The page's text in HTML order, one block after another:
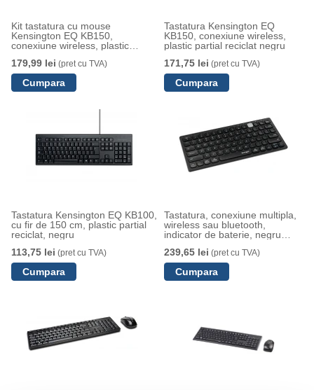
Kit tastatura cu mouse
Kensington EQ KB150,
conexiune wireless, plastic
179,99 lei (pret cu TVA)
Tastatura Kensington EQ
KB150, conexiune wireless,
plastic partial reciclat negru
171,75 lei (pret cu TVA)
Tastatura Kensington EQ KB100,
cu fir de 150 cm, plastic partial
reciclat, negru
113,75 lei (pret cu TVA)
Tastatura, conexiune multipla,
wireless sau bluetooth,
indicator de baterie, negru
239,65 lei (pret cu TVA)